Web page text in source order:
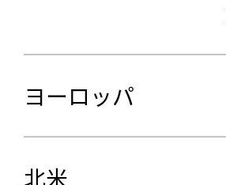
ヨーロッパ
北米